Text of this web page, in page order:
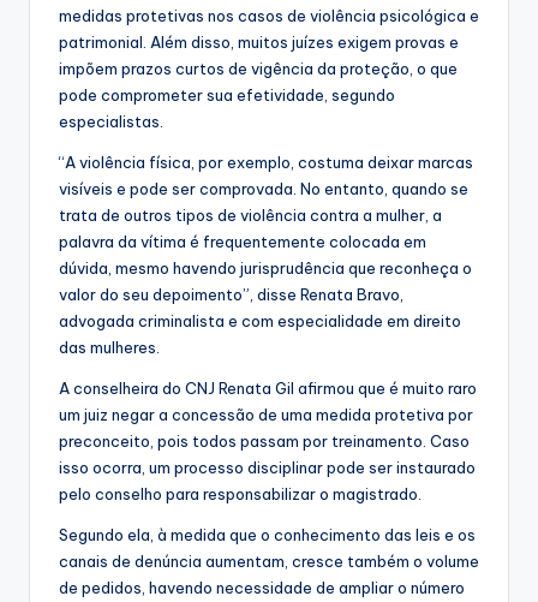
medidas protetivas nos casos de violência psicológica e
patrimonial. Além disso, muitos juízes exigem provas e
impõem prazos curtos de vigência da proteção, o que
pode comprometer sua efetividade, segundo
especialistas.
“A violência física, por exemplo, costuma deixar marcas
visíveis e pode ser comprovada. No entanto, quando se
trata de outros tipos de violência contra a mulher, a
palavra da vítima é frequentemente colocada em
dúvida, mesmo havendo jurisprudência que reconheça o
valor do seu depoimento”, disse Renata Bravo,
advogada criminalista e com especialidade em direito
das mulheres.
A conselheira do CNJ Renata Gil afirmou que é muito raro
um juiz negar a concessão de uma medida protetiva por
preconceito, pois todos passam por treinamento. Caso
isso ocorra, um processo disciplinar pode ser instaurado
pelo conselho para responsabilizar o magistrado.
Segundo ela, à medida que o conhecimento das leis e os
canais de denúncia aumentam, cresce também o volume
de pedidos, havendo necessidade de ampliar o número